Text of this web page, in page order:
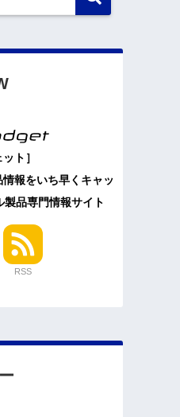
ト］
報をいち早くキャッ
品専門情報サイト
RSS